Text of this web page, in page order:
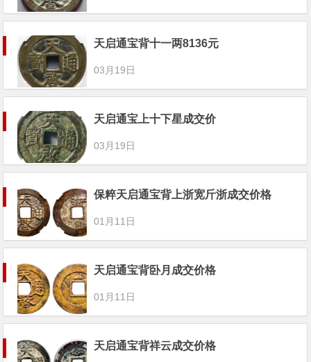
天启通宝背十一两8136元
03月19日
天启通宝上十下星成交价
03月19日
保粹天启通宝背上浙宽斤浙成交价格
01月11日
天启通宝背卧月成交价格
01月11日
天启通宝背祥云成交价格